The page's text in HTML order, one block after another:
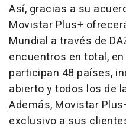
Así, gracias a su
Movistar Plus+
Mundial a través de
encuentros en total,
participan 48 países,
abierto y todos los de
Además, Movistar
exclusivo a sus